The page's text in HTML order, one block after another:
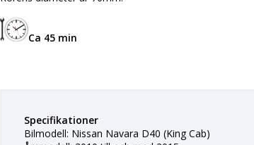
Ca 45 min
Specifikationer
Bilmodell: Nissan Navara D40 (King Cab)